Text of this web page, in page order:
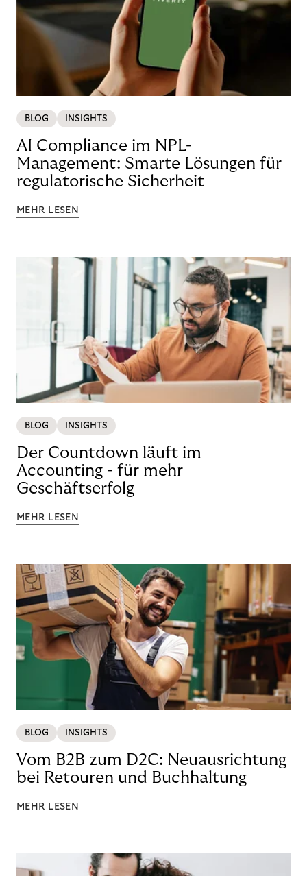
BLOG INSIGHTS
AI Compliance im NPL-
Management: Smarte Lösungen für
regulatorische Sicherheit
MEHR LESEN
BLOG INSIGHTS
Der Countdown läuft im
Accounting - für mehr
Geschäftserfolg
MEHR LESEN
BLOG INSIGHTS
Vom B2B zum D2C: Neuausrichtung
bei Retouren und Buchhaltung
MEHR LESEN